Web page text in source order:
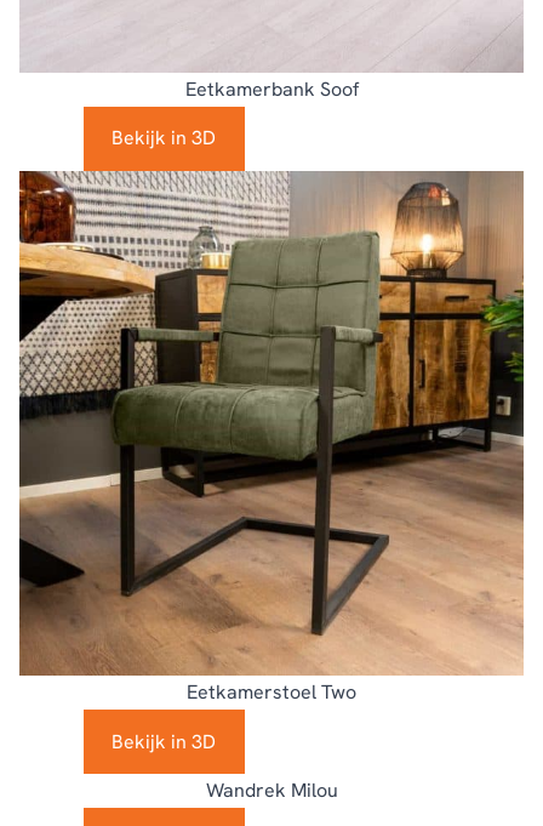
Eetkamerbank Soof
Bekijk in 3D
Eetkamerstoel Two
Bekijk in 3D
Wandrek Milou